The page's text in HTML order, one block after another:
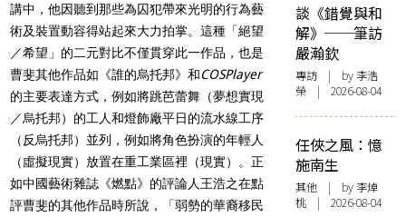
講中，他因聽到那些為囚犯帶來光明的行為藝
術及裝置動容得站起來大力拍掌。這種「絕望
／希望」的二元對比不僅貫穿此一作品，也是
曹斐其他作品如《誰的烏托邦》和COSPlayer
的主要表達方式，例如將跳芭蕾舞（夢想實現
／烏托邦）的工人和燈飾廠平日的流水線工序
（反烏托邦）並列，例如將角色扮演的年輕人
（虛擬現實）放置在重工業區裡（現實）。正
如中國藝術雜誌《燃點》的評論人王浩之在點
評曹斐的其他作品時所說，「弱勢的華裔移民
談《錯覺與和
解》──筆訪
嚴瀚欽
專訪 | by 李浩
榮 | 2026-08-04
任俠之風：憶
施南生
其他 | by 李焯
桃 | 2026-08-04